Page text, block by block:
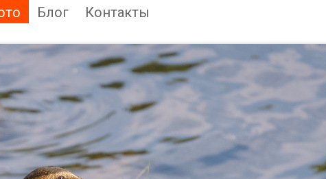
Блог Контакты